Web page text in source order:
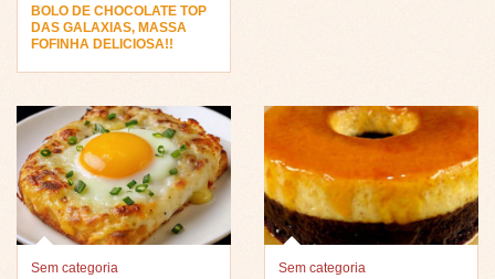
BOLO DE CHOCOLATE TOP
DAS GALAXIAS, MASSA
FOFINHA DELICIOSA!!
Sem categoria
Sem categoria